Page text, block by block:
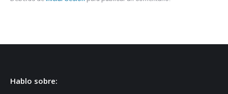
Hablo sobre: